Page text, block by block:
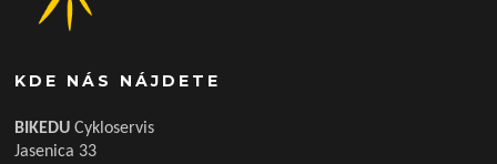
KDE NÁS NÁJDETE
BIKEDUCykloservis
Jasenica 33